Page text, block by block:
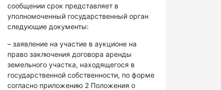
сообщении срок представляет в
уполномоченный государственный орган
следующие документы:
– заявление на участие в аукционе на
право заключения договора аренды
земельного участка, находящегося в
государственной собственности, по форме
согласно приложению 2 Положения о